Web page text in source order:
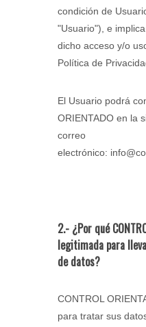
condición de
"Usuario"), e
dicho acceso y/o
Política de
El Usuario podrá
ORIENTADO en la
correo
electrónico:
2.- ¿Por qué
legitimada para
de datos?
CONTROL
para tratar sus